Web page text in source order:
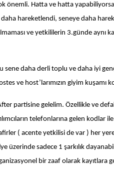
önemli. Hatta ve hatta
daha hareketlendi, seneye daha
ve yetkililerin 3.günde aynı
sene daha derli toplu ve daha iyi
ve host’larımızın giyim
partisine gelelim. Özellikle ve
telefonlarına gelen
( acente yetkilisi de var ) her
üzerinde sadece 1 şarkılık
bir zaaf olarak